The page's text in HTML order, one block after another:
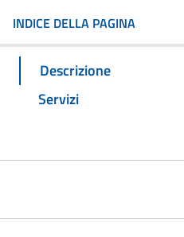
INDICE DELLA PAGINA
Descrizione
Servizi